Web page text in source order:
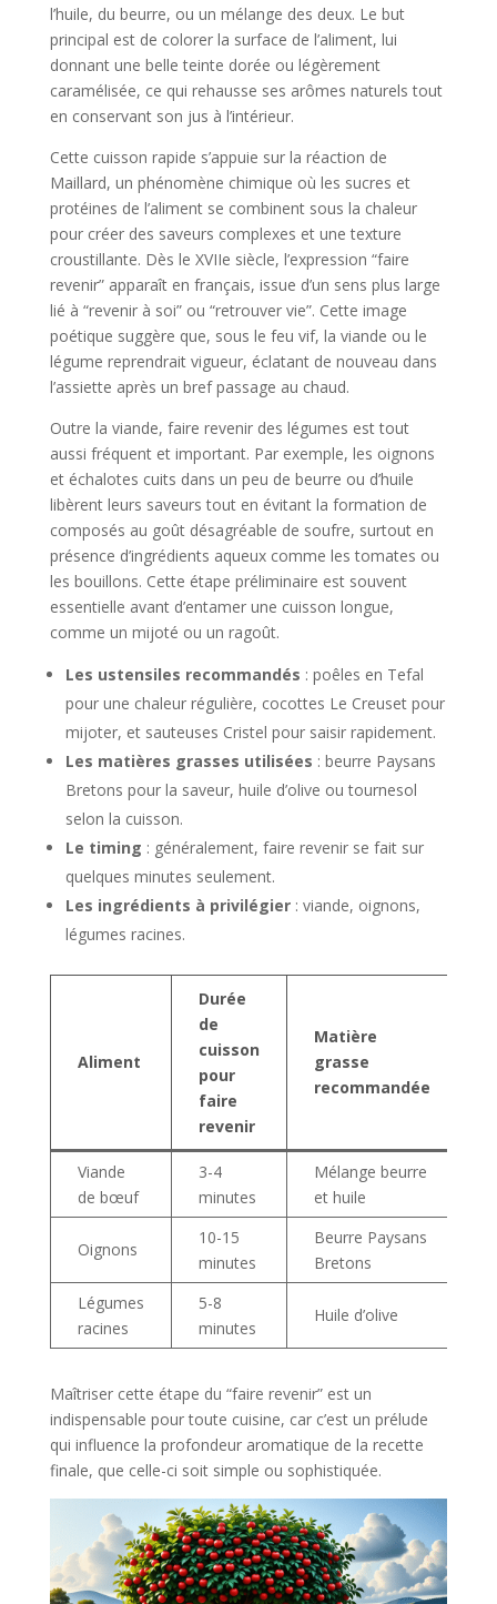
l’huile, du beurre, ou un mélange des deux. Le but
principal est de colorer la surface de l’aliment, lui
donnant une belle teinte dorée ou légèrement
caramélisée, ce qui rehausse ses arômes naturels tout
en conservant son jus à l’intérieur.
Cette cuisson rapide s’appuie sur la réaction de
Maillard, un phénomène chimique où les sucres et
protéines de l’aliment se combinent sous la chaleur
pour créer des saveurs complexes et une texture
croustillante. Dès le XVIIe siècle, l’expression “faire
revenir” apparaît en français, issue d’un sens plus large
lié à “revenir à soi” ou “retrouver vie”. Cette image
poétique suggère que, sous le feu vif, la viande ou le
légume reprendrait vigueur, éclatant de nouveau dans
l’assiette après un bref passage au chaud.
Outre la viande, faire revenir des légumes est tout
aussi fréquent et important. Par exemple, les oignons
et échalotes cuits dans un peu de beurre ou d’huile
libèrent leurs saveurs tout en évitant la formation de
composés au goût désagréable de soufre, surtout en
présence d’ingrédients aqueux comme les tomates ou
les bouillons. Cette étape préliminaire est souvent
essentielle avant d’entamer une cuisson longue,
comme un mijoté ou un ragoût.
Les ustensiles recommandés : poêles en Tefal
pour une chaleur régulière, cocottes Le Creuset pour
mijoter, et sauteuses Cristel pour saisir rapidement.
Les matières grasses utilisées : beurre Paysans
Bretons pour la saveur, huile d’olive ou tournesol
selon la cuisson.
Le timing : généralement, faire revenir se fait sur
quelques minutes seulement.
Les ingrédients à privilégier: viande, oignons,
légumes racines.
Aliment
Durée
de
cuisson
pour
faire
revenir
Matière
grasse
recommandée
Viande
de bœuf
3-4
minutes
Mélange beurre
et huile
Oignons
10-15
minutes
Beurre Paysans
Bretons
Légumes
racines
5-8
minutes
Huile d’olive
Maîtriser cette étape du “faire revenir” est un
indispensable pour toute cuisine, car c’est un prélude
qui influence la profondeur aromatique de la recette
finale, que celle-ci soit simple ou sophistiquée.